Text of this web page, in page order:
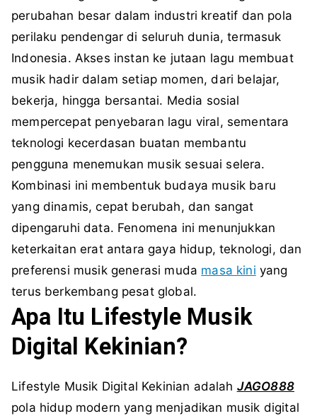
perubahan besar dalam industri kreatif dan pola
perilaku pendengar di seluruh dunia, termasuk
Indonesia. Akses instan ke jutaan lagu membuat
musik hadir dalam setiap momen, dari belajar,
bekerja, hingga bersantai. Media sosial
mempercepat penyebaran lagu viral, sementara
teknologi kecerdasan buatan membantu
pengguna menemukan musik sesuai selera.
Kombinasi ini membentuk budaya musik baru
yang dinamis, cepat berubah, dan sangat
dipengaruhi data. Fenomena ini menunjukkan
keterkaitan erat antara gaya hidup, teknologi, dan
preferensi musik generasi muda masa kini yang
terus berkembang pesat global.
Apa Itu Lifestyle Musik
Digital Kekinian?
Lifestyle Musik Digital Kekinian adalah JAGO888
pola hidup modern yang menjadikan musik digital